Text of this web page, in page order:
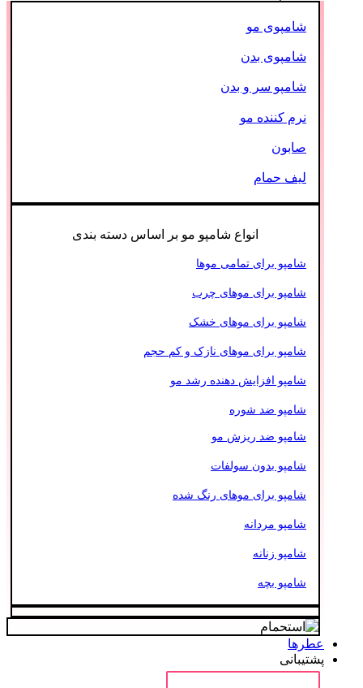
شامپوی مو
شامپوی بدن
شامپو سر و بدن
نرم کننده مو
صابون
لیف حمام
انواع شامپو مو بر اساس دسته بندی
شامپو برای تمامی موها
شامپو برای موهای چرب
شامپو برای موهای خشک
شامپو برای موهای نازک و کم حجم
شامپو افزایش دهنده رشد مو
شامپو ضد شوره
شامپو ضد ریزش مو
شامپو بدون سولفات
شامپو برای موهای رنگ شده
شامپو مردانه
شامپو زنانه
شامپو بچه
عطرها
پشتیبانی